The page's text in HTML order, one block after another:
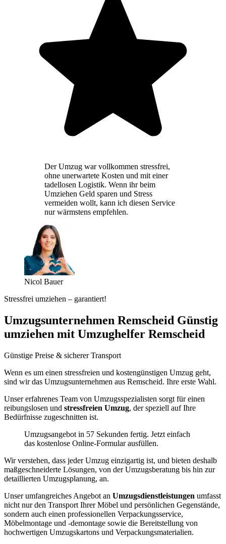
Der Umzug war vollkommen stressfrei,
ohne unerwartete Kosten und mit einer
tadellosen Logistik. Wenn ihr beim
Umziehen Geld sparen und Stress
vermeiden wollt, kann ich diesen Service
nur wärmstens empfehlen.
Nicol Bauer
Stressfrei umziehen – garantiert!
Umzugsunternehmen Remscheid Günstig
umziehen mit Umzughelfer Remscheid
Günstige Preise & sicherer Transport
Wenn es um einen stressfreien und kostengünstigen Umzug geht,
sind wir das Umzugsunternehmen aus Remscheid. Ihre erste Wahl.
Unser erfahrenes Team von Umzugsspezialisten sorgt für einen
reibungslosen und stressfreien Umzug, der speziell auf Ihre
Bedürfnisse zugeschnitten ist.
Umzugsangebot in 57 Sekunden fertig. Jetzt einfach
das kostenlose Online-Formular ausfüllen.
Wir verstehen, dass jeder Umzug einzigartig ist, und bieten deshalb
maßgeschneiderte Lösungen, von der Umzugsberatung bis hin zur
detaillierten Umzugsplanung, an.
Unser umfangreiches Angebot an Umzugsdienstleistungen umfasst
nicht nur den Transport Ihrer Möbel und persönlichen Gegenstände,
sondern auch einen professionellen Verpackungsservice,
Möbelmontage und -demontage sowie die Bereitstellung von
hochwertigen Umzugskartons und Verpackungsmaterialien.